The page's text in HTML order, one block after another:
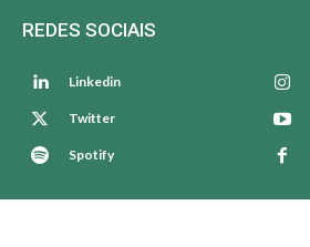
REDES SOCIAIS
Linkedin
Twitter
Spotify